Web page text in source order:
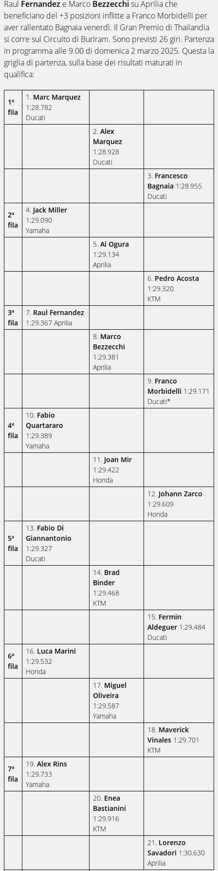
Raul Fernandez e Marco Bezzecchisu Aprilia che
beneficiano del +3 posizioni inflitte a Franco Morbidelli per
aver rallentato Bagnaia venerdì. Il Gran Premio di Thailandia
si corre sul Circuito di Buriram. Sono previsti 26 giri. Partenza
in programma alle 9.00 di domenica 2 marzo 2025. Questa la
griglia di partenza, sulla base dei risultati maturati in
qualifica:
1ª
fila
1. Marc Marquez
1:28.782
Ducati
2. Alex
Marquez
1:28.928
Ducati
3. Francesco
Bagnaia 1:28.955
Ducati
2ª
fila
4. Jack Miller
1:29.090
Yamaha
5.Ai Ogura
1:29.134
Aprilia
6. Pedro Acosta
1:29.320
KTM
3ª
fila
7. Raul Fernandez
1:29.367 Aprilia
8. Marco
Bezzecchi
1:29.381
Aprilia
9. Franco
Morbidelli 1:29.171
Ducati*
4ª
fila
10. Fabio
Quartararo
1:29.389
Yamaha
11. Joan Mir
1:29.422
Honda
12. Johann Zarco
1:29.609
Honda
5ª
fila
13. Fabio Di
Giannantonio
1:29.327
Ducati
14. Brad
Binder
1:29.468
KTM
15. Fermin
Aldeguer 1:29.484
Ducati
6ª
fila
16. Luca Marini
1:29.532
Honda
17. Miguel
Oliveira
1:29.587
Yamaha
18. Maverick
Vinales 1:29.701
KTM
7ª
fila
19. Alex Rins
1:29.733
Yamaha
20. Enea
Bastianini
1:29.916
KTM
21. Lorenzo
Savadori 1:30.630
Aprilia